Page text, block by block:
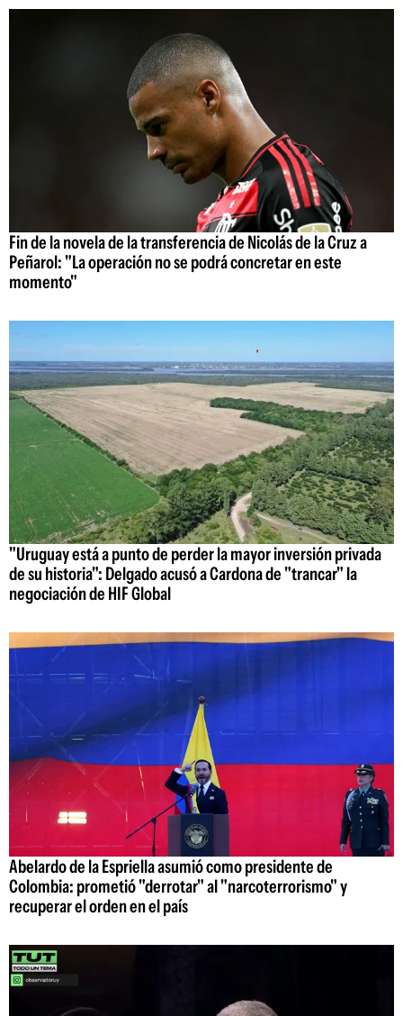
Fin de la novela de la transferencia de Nicolás de la Cruz a
Peñarol: "La operación no se podrá concretar en este
momento"
"Uruguay está a punto de perder la mayor inversión privada
de su historia": Delgado acusó a Cardona de "trancar" la
negociación de HIF Global
Abelardo de la Espriella asumió como presidente de
Colombia: prometió "derrotar" al "narcoterrorismo" y
recuperar el orden en el país